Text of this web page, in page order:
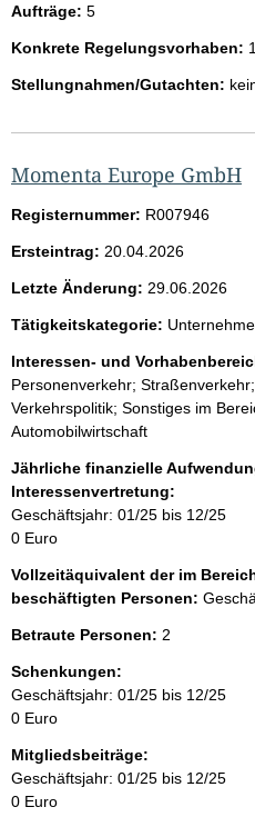
Aufträge: 5
Konkrete Regelungsvorhaben: 1
Stellungnahmen/Gutachten:
Momenta Europe GmbH
Registernummer: R007946
Ersteintrag: 20.04.2026
Letzte Änderung: 29.06.2026
Tätigkeitskategorie:
Interessen- und
Personenverkehr;
Verkehrspolitik; Sonstiges im
Automobilwirtschaft
Jährliche finanzielle
Interessenvertretung:
Geschäftsjahr: 01/25 bis 12/25
0 Euro
Vollzeitäquivalent der im
beschäftigten Personen:
Betraute Personen: 2
Schenkungen:
Geschäftsjahr: 01/25 bis 12/25
0 Euro
Mitgliedsbeiträge:
Geschäftsjahr: 01/25 bis 12/25
0 Euro